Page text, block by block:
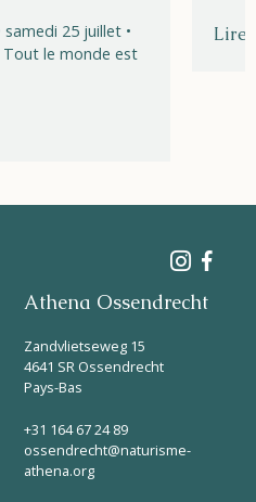
25 juillet •
Tout le monde est
Lire
Athena Ossendrecht
Zandvlietseweg 15
4641 SR Ossendrecht
Pays-Bas
+31 164 67 24 89
ossendrecht@naturisme-
athena.org